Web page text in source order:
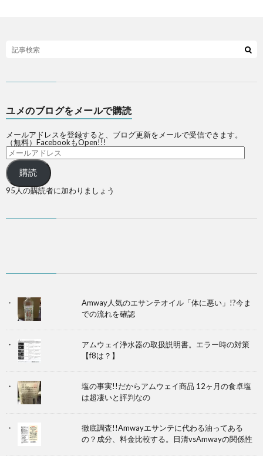
ユメのブログをメールで購読
メールアドレスを登録すると、ブログ更新をメールで受信できます。
（無料）FacebookもOpen!!!
購読
95人の購読者に加わりましょう
Amway人気のエサンテオイル「体に悪い」!?今ま
での流れを確認
アムウェイ浄水器の取扱説明書。エラー時の対策
【f8は？】
塩の事実!!だからアムウェイ商品 12ヶ月の食卓塩
は超凄いと評判なの
徹底調査!!Amwayエサンテに代わる油ってある
の？成分、料金比較する。日清vsAmwayの関係性